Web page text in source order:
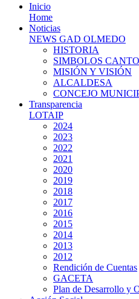
Inicio
Home
Noticias
NEWS GAD OLMEDO
HISTORIA
SIMBOLOS
MISIÓN Y VISIÓN
ALCALDESA
CONCEJO
Transparencia
LOTAIP
2024
2023
2022
2021
2020
2019
2018
2017
2016
2015
2014
2013
2012
Rendición de Cuentas
GACETA
Plan de Desarrollo y